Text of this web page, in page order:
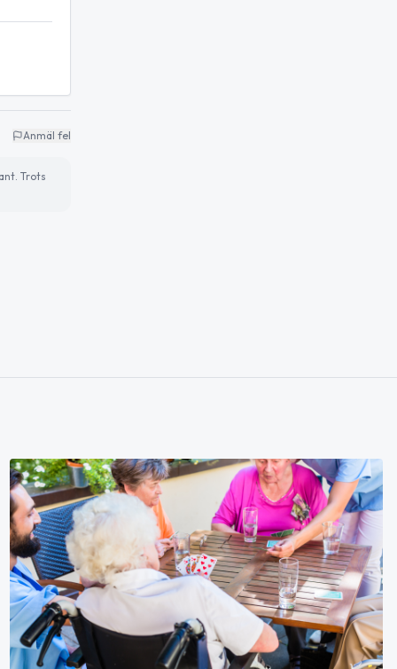
Anmäl fel
Trots